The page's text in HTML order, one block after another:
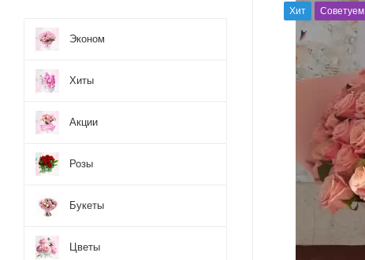
Хит Советуем
Эконом
Хиты
Акции
Розы
Букеты
Цветы